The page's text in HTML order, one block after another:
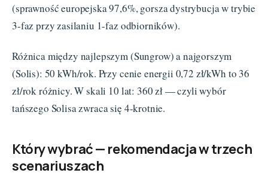
(sprawność europejska 97,6%, gorsza dystrybucja w trybie
3-faz przy zasilaniu 1-faz odbiorników).
Różnica między najlepszym (Sungrow) a najgorszym
(Solis): 50 kWh/rok. Przy cenie energii 0,72 zł/kWh to 36
zł/rok różnicy. W skali 10 lat: 360 zł — czyli wybór
tańszego Solisa zwraca się 4-krotnie.
Który wybrać — rekomendacja w trzech
scenariuszach